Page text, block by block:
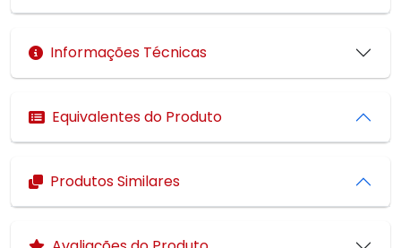
Informações Técnicas
Equivalentes do Produto
Produtos Similares